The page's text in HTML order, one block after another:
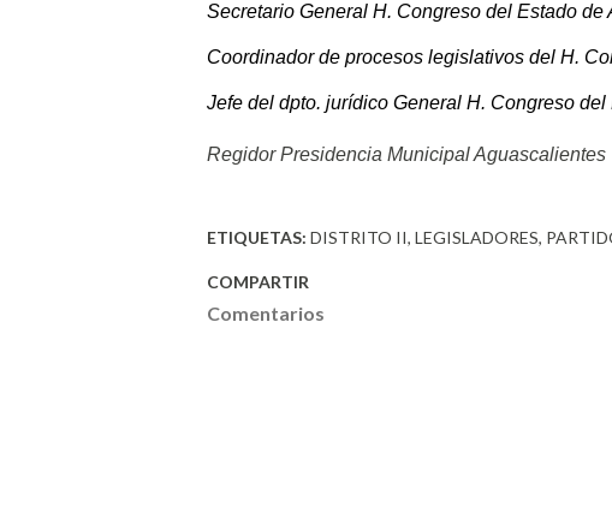
Secretario General H. Congreso del Estado de
Coordinador de procesos legislativos del H.
Jefe del dpto. jurídico General H. Congreso del
Regidor Presidencia Municipal Aguascalientes
ETIQUETAS: DISTRITO II LEGISLADORES
COMPARTIR
Comentarios